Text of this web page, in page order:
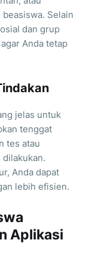
Selain
dan grup
Anda tetap
jelas untuk
tenggat
tes atau
Anda dapat
lebih efisien.
Aplikasi